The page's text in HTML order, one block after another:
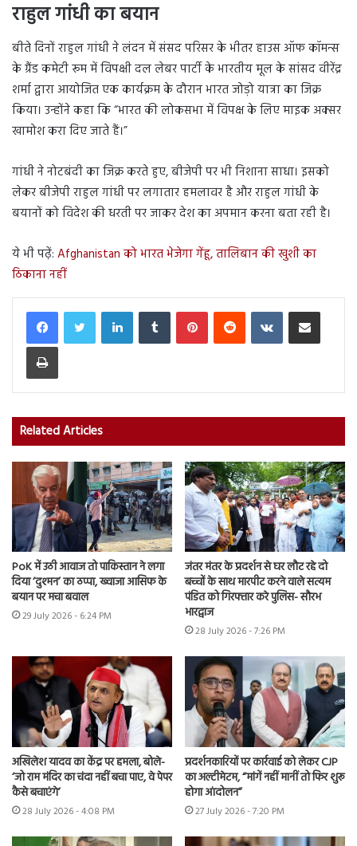
राहुल गांधी का बयान
बीते दिनों राहुल गांधी ने लंदन में संसद परिसर के भीतर हाउस ऑफ कॉमन्स
के ग्रैंड कमेटी रूम में विपक्षी दल लेबर पार्टी के भारतीय मूल के सांसद वीरेंद्र
शर्मा द्वारा आयोजित एक कार्यक्रम के दौरान भारत जोड़ो यात्रा का जिक्र
किया। उन्होंने कहा कि “भारत की लोकसभा में विपक्ष के लिए माइक अक्सर
खामोश करा दिए जाते हैं।”
गांधी ने नोटबंदी का जिक्र करते हुए, बीजेपी पर भी निशाना साधा। इसको
लेकर बीजेपी राहुल गांधी पर लगातार हमलावर है और राहुल गांधी के
बयानों को विदेश की धरती पर जाकर देश का अपमान करना बता रही है।
ये भी पढ़ें: Afghanistan को भारत भेजेगा गेंहू, तालिबान की खुशी का
ठिकाना नहीं
LinkedInTumblr PinterestReddit VKontakteShare via Email
Print
Related Articles
PoK में उठी आवाज तो पाकिस्तान ने लगा
दिया ‘दुश्मन’ का ठप्पा, ख्वाजा आसिफ के
बयान पर मचा बवाल
29 July 2026 - 6:24 PM
जंतर मंतर के प्रदर्शन से घर लौट रहे दो
बच्चों के साथ मारपीट करने वाले सत्यम
पंडित को गिरफ्तार करे पुलिस- सौरभ
भारद्वाज
28 July 2026 - 7:26 PM
अखिलेश यादव का केंद्र पर हमला, बोले-
‘जो राम मंदिर का चंदा नहीं बचा पाए, वे पेपर
कैसे बचाएंगे’
28 July 2026 - 4:08 PM
प्रदर्शनकारियों पर कार्रवाई को लेकर CJP
का अल्टीमेटम, “मांगें नहीं मानीं तो फिर शुरू
होगा आंदोलन”
27 July 2026 - 7:20 PM